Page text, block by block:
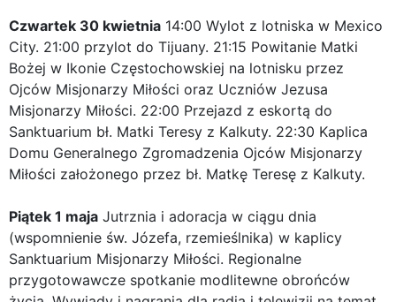
Czwartek 30 kwietnia 14:00 Wylot z lotniska w Mexico
City. 21:00 przylot do Tijuany. 21:15 Powitanie Matki
Bożej w Ikonie Częstochowskiej na lotnisku przez
Ojców Misjonarzy Miłości oraz Uczniów Jezusa
Misjonarzy Miłości. 22:00 Przejazd z eskortą do
Sanktuarium bł. Matki Teresy z Kalkuty. 22:30 Kaplica
Domu Generalnego Zgromadzenia Ojców Misjonarzy
Miłości założonego przez bł. Matkę Teresę z Kalkuty.
Piątek 1 maja Jutrznia i adoracja w ciągu dnia
(wspomnienie św. Józefa, rzemieślnika) w kaplicy
Sanktuarium Misjonarzy Miłości. Regionalne
przygotowawcze spotkanie modlitewne obrońców